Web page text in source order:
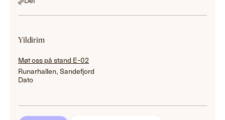
Del
Yildirim
Møt oss på stand E-02
Runarhallen, Sandefjord
Dato